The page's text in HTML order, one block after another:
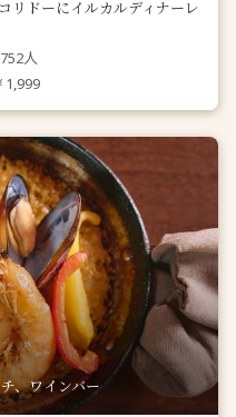
リドーにイルカルディナーレ
人
1,999
、ワインバー